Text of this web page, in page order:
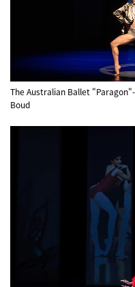
The Australian Ballet
Boud